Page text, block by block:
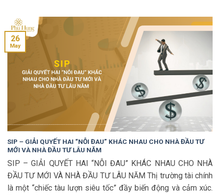
SIP – GIẢI QUYẾT HAI “NỖI ĐAU” KHÁC NHAU CHO NHÀ ĐẦU TƯ
MỚI VÀ NHÀ ĐẦU TƯ LÂU NĂM
SIP – GIẢI QUYẾT HAI “NỖI ĐAU” KHÁC NHAU CHO NHÀ
ĐẦU TƯ MỚI VÀ NHÀ ĐẦU TƯ LÂU NĂM Thị trường tài chính
là một “chiếc tàu lượn siêu tốc” đầy biến động và cảm xúc.
26
May